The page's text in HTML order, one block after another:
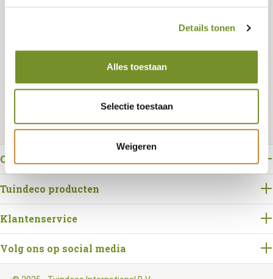
Details tonen
Alles toestaan
Selectie toestaan
Weigeren
Bestellen
Over Tuindeco
Tuindeco producten
Klantenservice
Volg ons op social media